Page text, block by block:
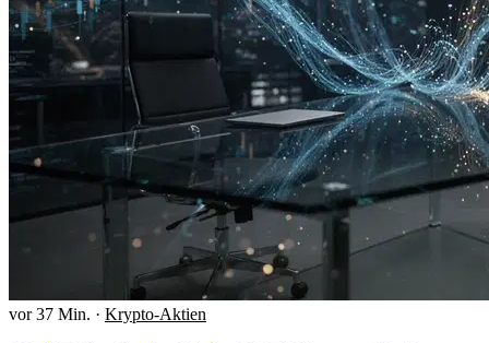
vor 37 Min. · Krypto-Aktien